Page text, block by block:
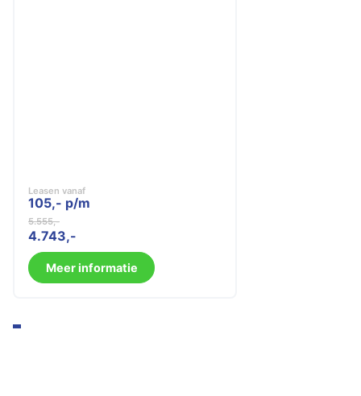
Leasen vanaf
105,- p/m
5.555
Oorspronkelijke
prijs
was:
5.555.
4.743
Huidige
prijs
is:
4.743.
Meer informatie